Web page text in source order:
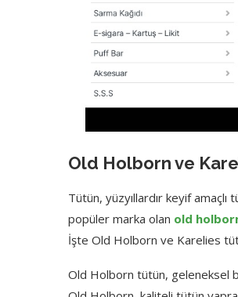
Old Holborn ve
Tütün, yüzyıllardır keyif
popüler marka olan old
İşte Old Holborn ve Karelies
Old Holborn tütün, geleneksel